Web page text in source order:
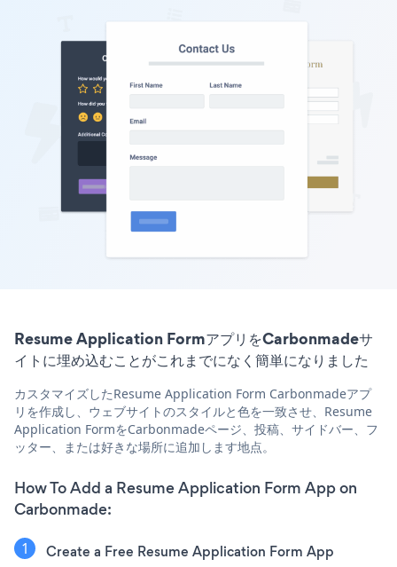
Resume Application FormアプリをCarbonmadeサ
イトに埋め込むことがこれまでになく簡単になりました
カスタマイズしたResume Application Form Carbonmadeアプ
リを作成し、ウェブサイトのスタイルと色を一致させ、Resume
Application FormをCarbonmadeページ、投稿、サイドバー、フ
ッター、または好きな場所に追加します地点。
How To Add a Resume Application Form App on
Carbonmade:
Create a Free Resume Application Form App